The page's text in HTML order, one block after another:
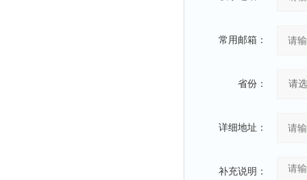
常用邮箱：
省份：
详细地址：
补充说明：